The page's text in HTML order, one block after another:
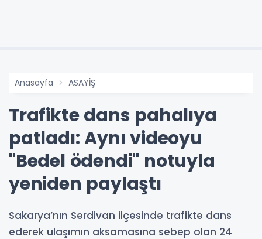
Anasayfa ASAYİŞ
Trafikte dans pahalıya
patladı: Aynı videoyu
"Bedel ödendi" notuyla
yeniden paylaştı
Sakarya’nın Serdivan ilçesinde trafikte dans
ederek ulaşımın aksamasına sebep olan 24